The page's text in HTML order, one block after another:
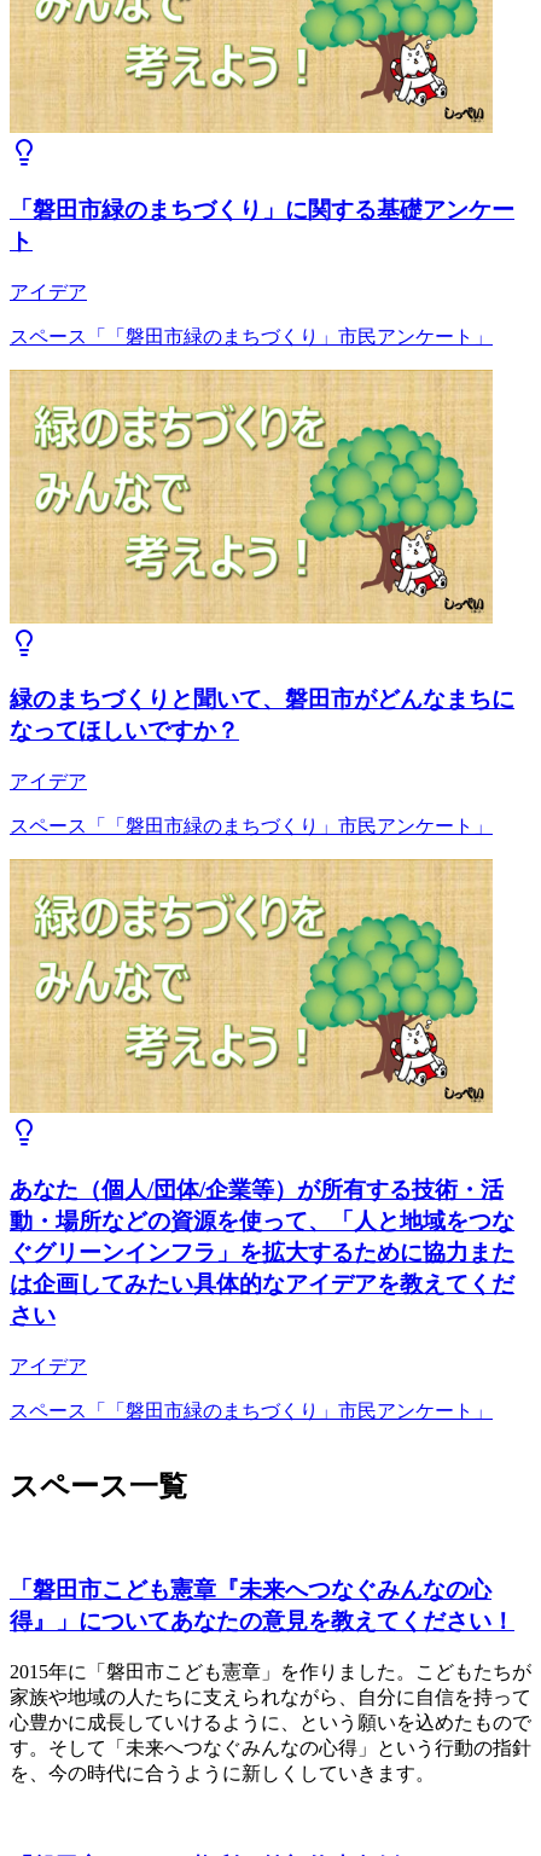
「磐田市緑のまちづくり」に関する基礎アンケー
ト
アイデア
スペース「「磐田市緑のまちづくり」市民アンケート」
緑のまちづくりと聞いて、磐田市がどんなまちに
なってほしいですか？
アイデア
スペース「「磐田市緑のまちづくり」市民アンケート」
あなた（個人/団体/企業等）が所有する技術・活
動・場所などの資源を使って、「人と地域をつな
ぐグリーンインフラ」を拡大するために協力また
は企画してみたい具体的なアイデアを教えてくだ
さい
アイデア
スペース「「磐田市緑のまちづくり」市民アンケート」
スペース一覧
「磐田市こども憲章『未来へつなぐみんなの心
得』」についてあなたの意見を教えてください！
2015年に「磐田市こども憲章」を作りました。こどもたちが
家族や地域の人たちに支えられながら、自分に自信を持って
心豊かに成長していけるように、という願いを込めたもので
す。そして「未来へつなぐみんなの心得」という行動の指針
を、今の時代に合うように新しくしていきます。